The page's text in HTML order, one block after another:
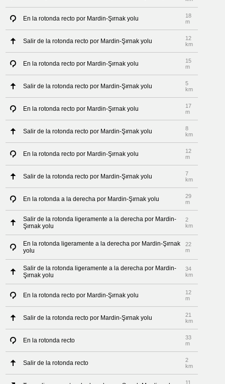
En la rotonda recto por Mardin-Şırnak yolu
18
m
Salir de la rotonda recto por Mardin-Şırnak yolu
12
km
En la rotonda recto por Mardin-Şırnak yolu
15
m
Salir de la rotonda recto por Mardin-Şırnak yolu
5
km
En la rotonda recto por Mardin-Şırnak yolu
17
m
Salir de la rotonda recto por Mardin-Şırnak yolu
8
km
En la rotonda recto por Mardin-Şırnak yolu
12
m
Salir de la rotonda recto por Mardin-Şırnak yolu
7
km
En la rotonda a la derecha por Mardin-Şırnak yolu
29
m
Salir de la rotonda ligeramente a la derecha por Mardin-
Şırnak yolu
2
km
En la rotonda ligeramente a la derecha por Mardin-Şırnak
yolu
22
m
Salir de la rotonda ligeramente a la derecha por Mardin-
Şırnak yolu
34
km
En la rotonda recto por Mardin-Şırnak yolu
12
m
Salir de la rotonda recto por Mardin-Şırnak yolu
21
km
En la rotonda recto
33
m
Salir de la rotonda recto
2
km
11